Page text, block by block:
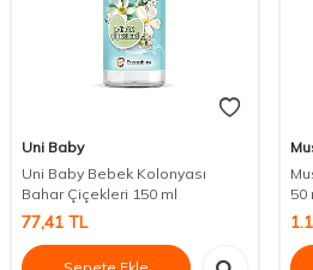
Uni Baby
Uni Baby Bebek Kolonyası
Bahar Çiçekleri 150 ml
77,41 TL
50